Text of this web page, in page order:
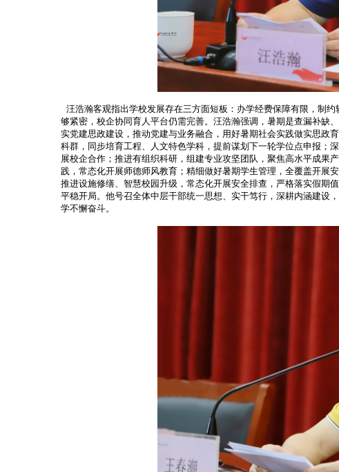
汪浩瀚客观指出学校发展存在三方面短板：办学经费保障有限，制
够紧密，校企协同育人平台仍需完善。 汪浩瀚强调，暑期是查漏补缺
实党建思政建设，推动党建与业务融合，用好暑期社会实践做实思政
科群，同步培育工程、人文特色学科，提前谋划下一轮学位点申报；
展校企合作；推进有组织科研，组建专业攻坚团队，聚焦高水平成果
践，常态化开展师德师风教育；精细做好暑期学生管理，全覆盖开展
推进设施修缮、智慧校园升级，常态化开展安全排查，严格落实假期
平稳开局。他号召全体中层干部统一思想、实干笃行，深耕内涵建设
学不懈奋斗。